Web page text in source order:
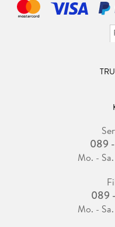
089
Mo. -
089
Mo. -